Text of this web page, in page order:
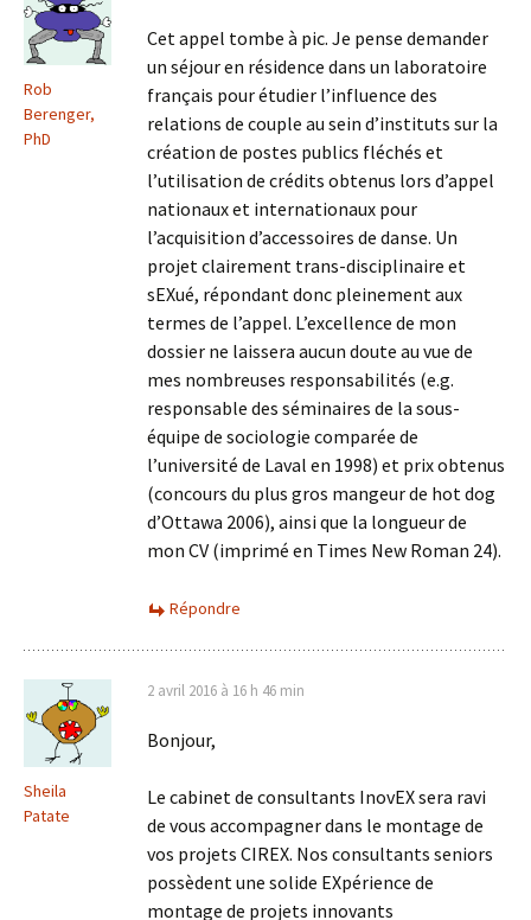
Rob
Berenger,
PhD
Cet appel tombe à pic. Je pense demander
un séjour en résidence dans un laboratoire
français pour étudier l’influence des
relations de couple au sein d’instituts sur la
création de postes publics fléchés et
l’utilisation de crédits obtenus lors d’appel
nationaux et internationaux pour
l’acquisition d’accessoires de danse. Un
projet clairement trans-disciplinaire et
sEXué, répondant donc pleinement aux
termes de l’appel. L’excellence de mon
dossier ne laissera aucun doute au vue de
mes nombreuses responsabilités (e.g.
responsable des séminaires de la sous-
équipe de sociologie comparée de
l’université de Laval en 1998) et prix obtenus
(concours du plus gros mangeur de hot dog
d’Ottawa 2006), ainsi que la longueur de
mon CV (imprimé en Times New Roman 24).
Répondre
Sheila
Patate
2 avril 2016 à 16 h 46 min
Bonjour,
Le cabinet de consultants InovEX sera ravi
de vous accompagner dans le montage de
vos projets CIREX. Nos consultants seniors
possèdent une solide EXpérience de
montage de projets innovants